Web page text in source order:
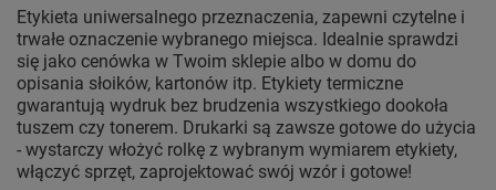
Etykieta uniwersalnego przeznaczenia, zapewni czytelne i
trwałe oznaczenie wybranego miejsca. Idealnie sprawdzi
się jako cenówka w Twoim sklepie albo w domu do
opisania słoików, kartonów itp. Etykiety termiczne
gwarantują wydruk bez brudzenia wszystkiego dookoła
tuszem czy tonerem. Drukarki są zawsze gotowe do użycia
- wystarczy włożyć rolkę z wybranym wymiarem etykiety,
włączyć sprzęt, zaprojektować swój wzór i gotowe!